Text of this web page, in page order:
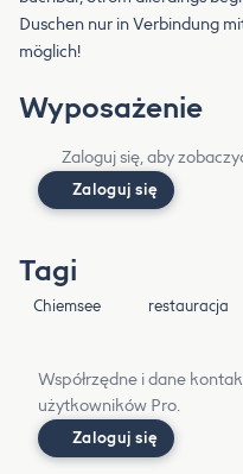
Duschen nur in Verbindung
möglich!
Wyposażenie
Zaloguj się, aby
Zaloguj się
Tagi
Chiemsee restauracja
Współrzędne i dane
użytkowników Pro.
Zaloguj się